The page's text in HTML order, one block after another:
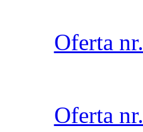
Oferta
Oferta